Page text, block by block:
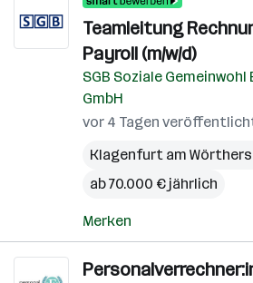
Teamleitung
Payroll (m/w/d)
SGB Soziale
GmbH
vor 4 Tagen
Klagenfurt am
ab 70.000 € jährlich
Merken